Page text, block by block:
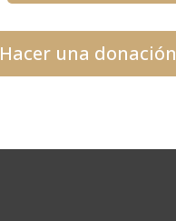
Hacer una donación